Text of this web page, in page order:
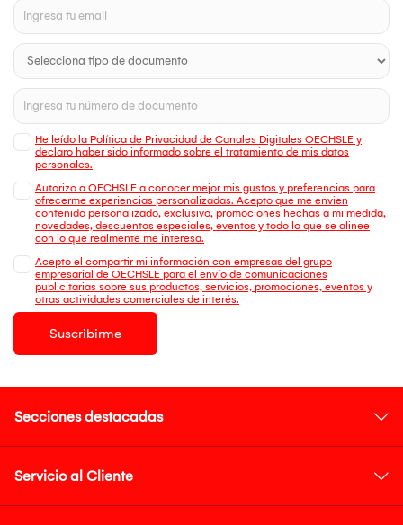
He leído la Política de Privacidad de Canales Digitales OECHSLE y
declaro haber sido informado sobre el tratamiento de mis datos
personales.
Autorizo a OECHSLE a conocer mejor mis gustos y preferencias para
ofrecerme experiencias personalizadas. Acepto que me envien
contenido personalizado, exclusivo, promociones hechas a mi medida,
novedades, descuentos especiales, eventos y todo lo que se alinee
con lo que realmente me interesa.
Acepto el compartir mi información con empresas del grupo
empresarial de OECHSLE para el envío de comunicaciones
publicitarias sobre sus productos, servicios, promociones, eventos y
otras actividades comerciales de interés.
Suscribirme
Secciones destacadas
Servicio al Cliente